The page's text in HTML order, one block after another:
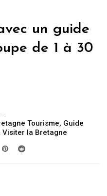
un guide
de 1 à 30
Tourisme, Guide
Visiter la Bretagne